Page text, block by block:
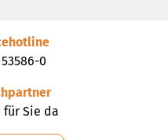
0
für Sie da